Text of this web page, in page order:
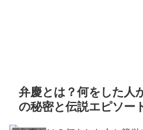
弁慶とは？何をした人
の秘密と伝説エピソー